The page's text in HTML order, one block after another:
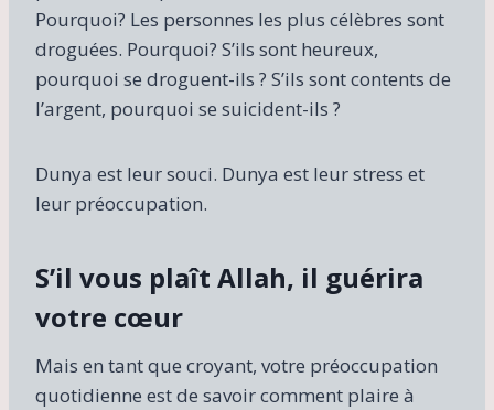
Pourquoi? Les personnes les plus célèbres sont
droguées. Pourquoi? S’ils sont heureux,
pourquoi se droguent-ils ? S’ils sont contents de
l’argent, pourquoi se suicident-ils ?
Dunya est leur souci. Dunya est leur stress et
leur préoccupation.
S’il vous plaît Allah, il guérira
votre cœur
Mais en tant que croyant, votre préoccupation
quotidienne est de savoir comment plaire à